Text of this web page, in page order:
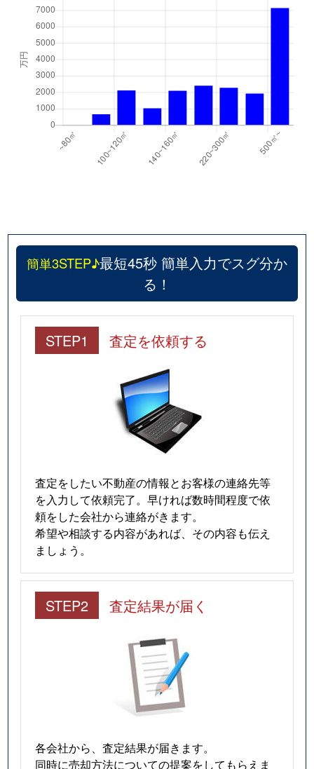
簡単3STEP♪最短45秒 簡単入力でスグ分か
る！
STEP1 査定を依頼する
査定をしたい不動産の情報とお客様の連絡先等
を入力して依頼完了。早ければ数時間程度で依
頼をした会社から連絡がきます。
希望や相談する内容があれば、その内容も伝え
ましょう。
STEP2 査定結果が届く
各会社から、査定結果が届きます。
同時に売却方法についての提案をしてもらえま